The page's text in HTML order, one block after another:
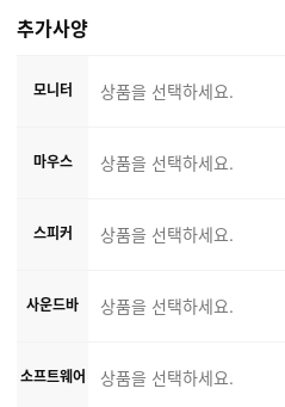
추가사양
모니터 상품을 선택하세요.
마우스 상품을 선택하세요.
스피커 상품을 선택하세요.
사운드바 상품을 선택하세요.
소프트웨어 상품을 선택하세요.